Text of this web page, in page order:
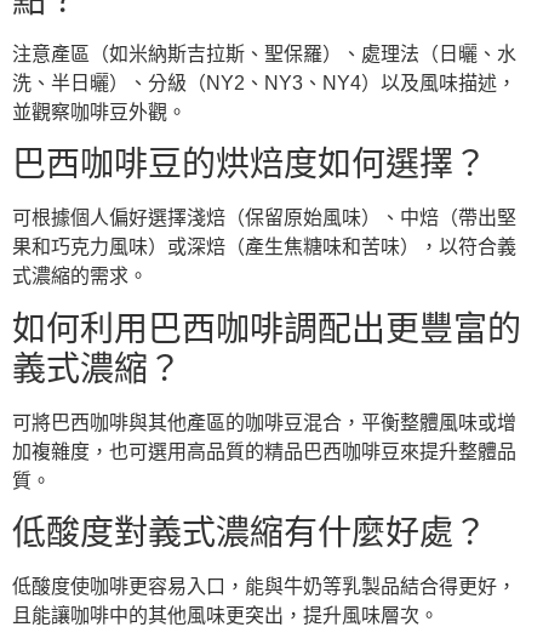
注意產區（如米納斯吉拉斯、聖保羅）、處理法（日曬、水
洗、半日曬）、分級（NY2、NY3、NY4）以及風味描述，
並觀察咖啡豆外觀。
巴西咖啡豆的烘焙度如何選擇？
可根據個人偏好選擇淺焙（保留原始風味）、中焙（帶出堅
果和巧克力風味）或深焙（產生焦糖味和苦味），以符合義
式濃縮的需求。
如何利用巴西咖啡調配出更豐富的
義式濃縮？
可將巴西咖啡與其他產區的咖啡豆混合，平衡整體風味或增
加複雜度，也可選用高品質的精品巴西咖啡豆來提升整體品
質。
低酸度對義式濃縮有什麼好處？
低酸度使咖啡更容易入口，能與牛奶等乳製品結合得更好，
且能讓咖啡中的其他風味更突出，提升風味層次。